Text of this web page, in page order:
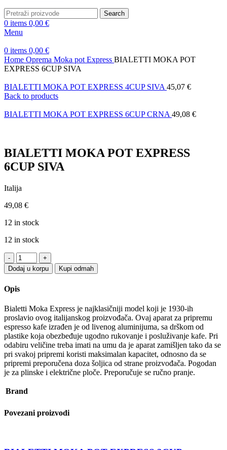
Search
0 items 0,00 €
Menu
0 items 0,00 €
Home Oprema Moka pot Express BIALETTI MOKA POT
EXPRESS 6CUP SIVA
BIALETTI MOKA POT EXPRESS 4CUP SIVA 45,07 €
Back to products
BIALETTI MOKA POT EXPRESS 6CUP CRNA 49,08 €
BIALETTI MOKA POT EXPRESS
6CUP SIVA
Italija
49,08 €
12 in stock
12 in stock
BIALETTI
MOKA
POT
EXPRESS
6CUP
quantity
Dodaj u korpu Kupi odmah
Opis
Bialetti Moka Express je najklasičniji model koji je 1930-ih
proslavio ovog italijanskog proizvođača. Ovaj aparat za pripremu
espresso kafe izrađen je od livenog aluminijuma, sa drškom od
plastike koja obezbeđuje ugodno rukovanje i posluživanje kafe. Pri
odabiru veličine treba imati na umu da je aparat zamišljen tako da se
pri svakoj pripremi koristi maksimalan kapacitet, odnosno da se
pripremi preporučena doza šoljica od strane proizvođača. Pogodan
je za plinske i električne ploče. Preporučuje se ručno pranje.
Brand
Povezani proizvodi